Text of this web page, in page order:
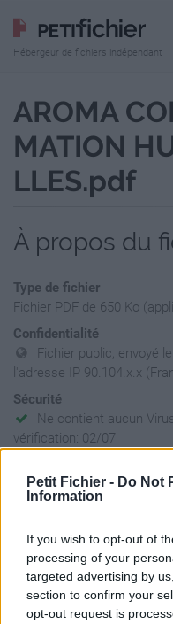
Petit Fichier - Do Not
Information
If you wish to opt-out of
processing of your
targeted advertising by
section to confirm your
opt-out request is
Hébergeur de fichiers indépendant
AROMA
MATION
LLES.pdf
À propos du
Type de fichier
Fichier PDF de 650 Ko
Confidentialité
Fichier public, envoyé
l'adresse IP 90.104.x.x
Sécurité
Ne contient aucun
vérification: 02/07
La présente page de
l'envoi du fichier
https://www.petit-fichier.fr/
formation-huiles-
Copier